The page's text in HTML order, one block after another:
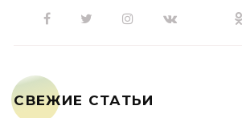
СВЕЖИЕ СТАТЬИ